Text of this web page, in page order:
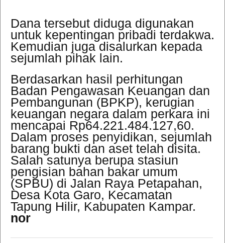
Dana tersebut diduga digunakan
untuk kepentingan pribadi terdakwa.
Kemudian juga disalurkan kepada
sejumlah pihak lain.
Berdasarkan hasil perhitungan
Badan Pengawasan Keuangan dan
Pembangunan (BPKP), kerugian
keuangan negara dalam perkara ini
mencapai Rp64.221.484.127,60.
Dalam proses penyidikan, sejumlah
barang bukti dan aset telah disita.
Salah satunya berupa stasiun
pengisian bahan bakar umum
(SPBU) di Jalan Raya Petapahan,
Desa Kota Garo, Kecamatan
Tapung Hilir, Kabupaten Kampar.
nor